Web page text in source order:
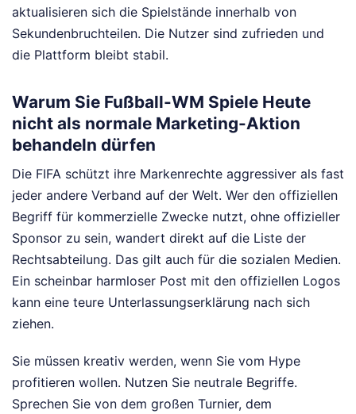
aktualisieren sich die Spielstände innerhalb von
Sekundenbruchteilen. Die Nutzer sind zufrieden und
die Plattform bleibt stabil.
Warum Sie Fußball-WM Spiele Heute
nicht als normale Marketing-Aktion
behandeln dürfen
Die FIFA schützt ihre Markenrechte aggressiver als fast
jeder andere Verband auf der Welt. Wer den offiziellen
Begriff für kommerzielle Zwecke nutzt, ohne offizieller
Sponsor zu sein, wandert direkt auf die Liste der
Rechtsabteilung. Das gilt auch für die sozialen Medien.
Ein scheinbar harmloser Post mit den offiziellen Logos
kann eine teure Unterlassungserklärung nach sich
ziehen.
Sie müssen kreativ werden, wenn Sie vom Hype
profitieren wollen. Nutzen Sie neutrale Begriffe.
Sprechen Sie von dem großen Turnier, dem